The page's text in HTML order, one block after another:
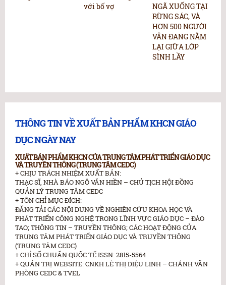
với bố vợ
NGÃ XUỐNG TẠI
RỪNG SÁC, VÀ
HƠN 500 NGƯỜI
VẪN ĐANG NẰM
LẠI GIỮA LỚP
SÌNH LẦY
THÔNG TIN VỀ XUẤT BẢN PHẨM KHCN GIÁO
DỤC NGÀY NAY
XUẤT BẢN PHẨM KHCN CỦA TRUNG TÂM PHÁT TRIỂN GIÁO DỤC
VÀ TRUYỀN THÔNG (TRUNG TÂM CEDC)
+ CHỊU TRÁCH NHIỆM XUẤT BẢN:
THẠC SĨ, NHÀ BÁO NGÔ VĂN HIỀN – CHỦ TỊCH HỘI ĐỒNG
QUẢN LÝ TRUNG TÂM CEDC
+ TÔN CHỈ MỤC ĐÍCH:
ĐĂNG TẢI CÁC NỘI DUNG VỀ NGHIÊN CỨU KHOA HỌC VÀ
PHÁT TRIỂN CÔNG NGHỆ TRONG LĨNH VỰC GIÁO DỤC – ĐÀO
TAO; THÔNG TIN – TRUYỀN THÔNG; CÁC HOẠT ĐỘNG CỦA
TRUNG TÂM PHÁT TRIỂN GIÁO DỤC VÀ TRUYỀN THÔNG
(TRUNG TÂM CEDC)
+ CHỈ SỐ CHUẨN QUỐC TẾ ISSN: 2815-5564
+ QUẢN TRỊ WEBSITE: CNKH LÊ THỊ DIỆU LINH – CHÁNH VĂN
PHÒNG CEDC & TVEL